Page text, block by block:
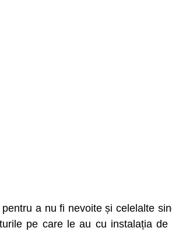
a nu fi nevoite și celelalte
pe care le au cu instalația de